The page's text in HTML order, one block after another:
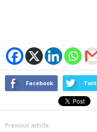
Facebook
Previous article